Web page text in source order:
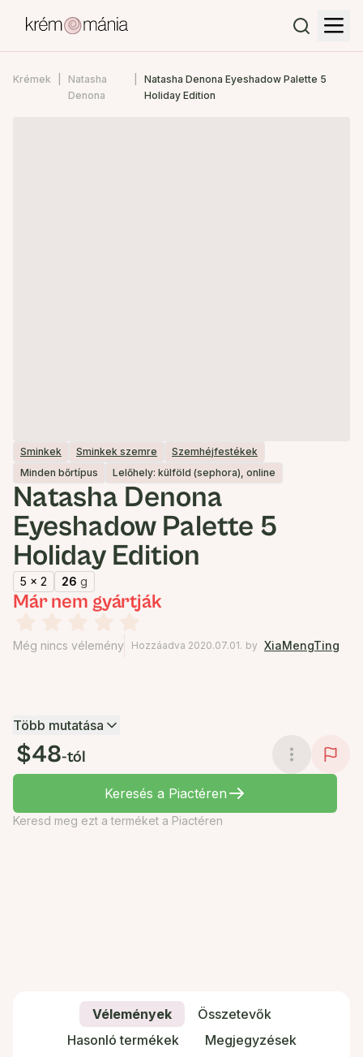
Krémek
Natasha
Denona
Natasha Denona Eyeshadow Palette 5
Holiday Edition
Sminkek Sminkek szemre
Szemhéjfestékek
Minden bőrtípus
Lelőhely: külföld (sephora), online
Natasha Denona
Eyeshadow Palette 5
Holiday Edition
5 x 2 26 g
Már nem gyártják
Még nincs vélemény Hozzáadva 2020.07.01. by XiaMengTing
Több mutatása
$48-tól
Keresés a Piactéren
Keresd meg ezt a terméket a Piactéren
Vélemények
Összetevők
Hasonló termékek
Megjegyzések